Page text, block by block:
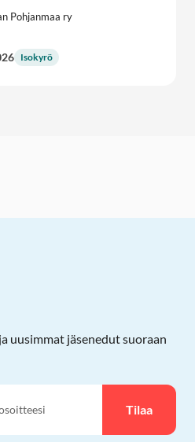
Pohjanmaa ry
Isokyrö
uusimmat jäsenedut suoraan
Tilaa